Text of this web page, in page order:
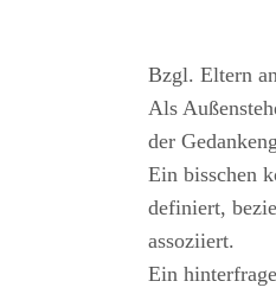
Bzgl. Eltern
Als
der
Ein bisschen
definiert,
assoziiert.
Ein